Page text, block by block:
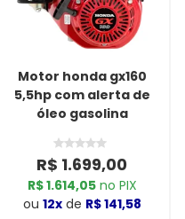
Motor honda gx160
5,5hp com alerta de
óleo gasolina
R$ 1.699,00
R$ 1.614,05no PIX
ou 12xde R$ 141,58